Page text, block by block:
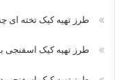
طرز تهیه کیک تخته ای
طرز تهیه کیک اسفنجی